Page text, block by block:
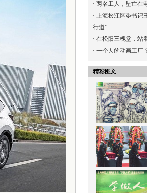
· 两名工人，坠亡在
· 上海松江区委书记
行道”
· 在松阳三槐堂，站
· 一个人的动画工厂？
精彩图文